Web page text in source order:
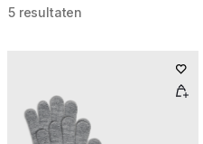
5 resultaten